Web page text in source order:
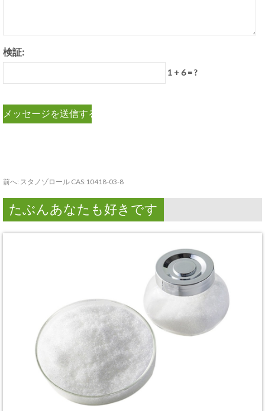
検証:
1 + 6 = ?
前へ: スタノゾロール CAS:10418-03-8
たぶんあなたも好きです